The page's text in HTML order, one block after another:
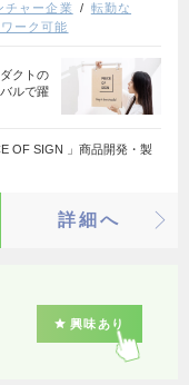
チャー企業
転勤な
ーク可能
クトの
ルで躍
OF SIGN 」商品開発・製
詳細へ
興味あり